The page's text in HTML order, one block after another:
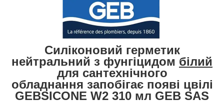
Силіконовий герметик
нейтральний з фунгіцидом білий
для сантехнічного
обладнання запобігає появі цвілі
GEBSICONE W2 310 мл GEB SAS